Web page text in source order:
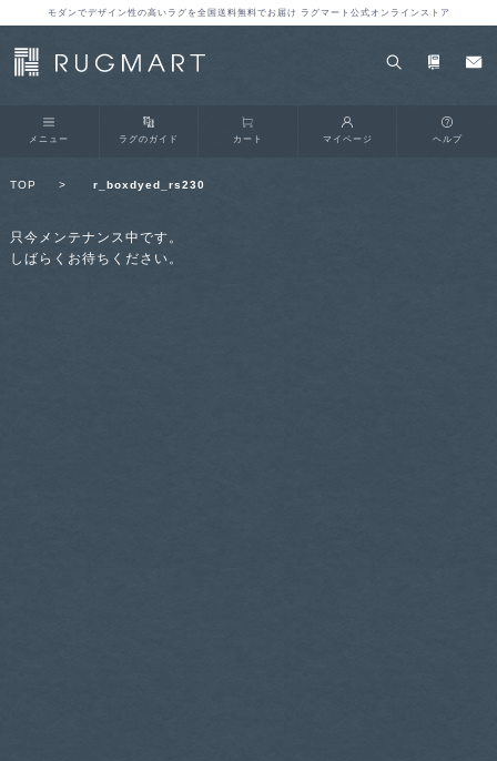
モダンでデザイン性の高いラグを全国送料無料でお届け ラグマート公式オンラインストア
メニュー ラグのガイド カート マイページ ヘルプ
TOP > r_boxdyed_rs230
只今メンテナンス中です。
しばらくお待ちください。